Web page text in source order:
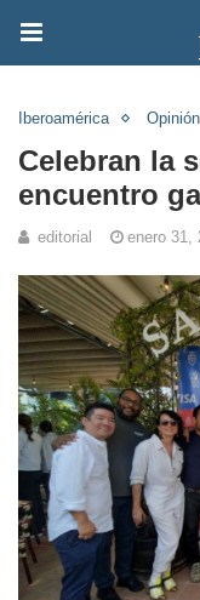
Iberoamérica Opinión
Celebran la
encuentro
editorial enero 31,